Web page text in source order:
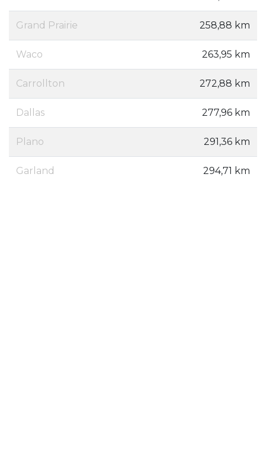
Grand Prairie 258,88 km
Waco 263,95 km
Carrollton 272,88 km
Dallas 277,96 km
Plano 291,36 km
Garland 294,71 km